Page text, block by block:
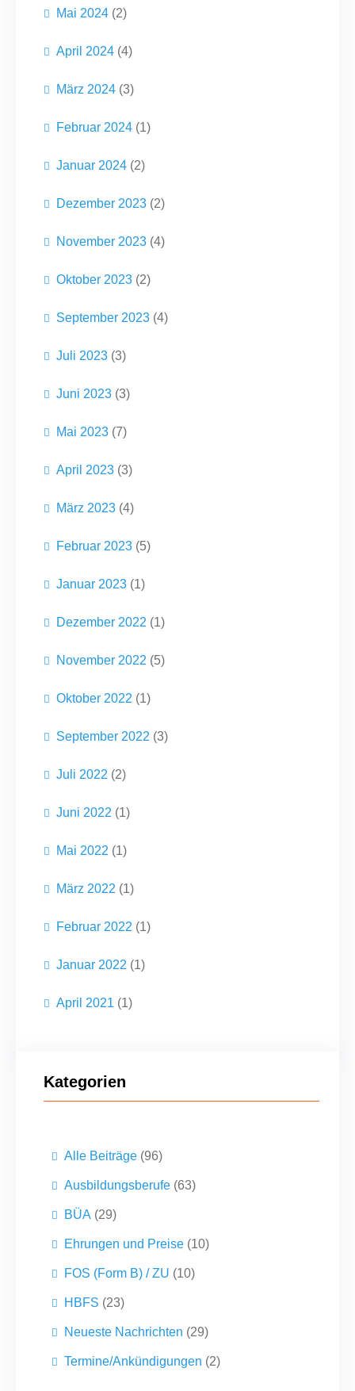
Mai 2024 (2)
April 2024 (4)
März 2024 (3)
Februar 2024 (1)
Januar 2024 (2)
Dezember 2023 (2)
November 2023 (4)
Oktober 2023 (2)
September 2023 (4)
Juli 2023 (3)
Juni 2023 (3)
Mai 2023 (7)
April 2023 (3)
März 2023 (4)
Februar 2023 (5)
Januar 2023 (1)
Dezember 2022 (1)
November 2022 (5)
Oktober 2022 (1)
September 2022 (3)
Juli 2022 (2)
Juni 2022 (1)
Mai 2022 (1)
März 2022 (1)
Februar 2022 (1)
Januar 2022 (1)
April 2021 (1)
Kategorien
Alle Beiträge (96)
Ausbildungsberufe (63)
BÜA (29)
Ehrungen und Preise (10)
FOS (Form B) / ZU (10)
HBFS (23)
Neueste Nachrichten (29)
Termine/Ankündigungen (2)